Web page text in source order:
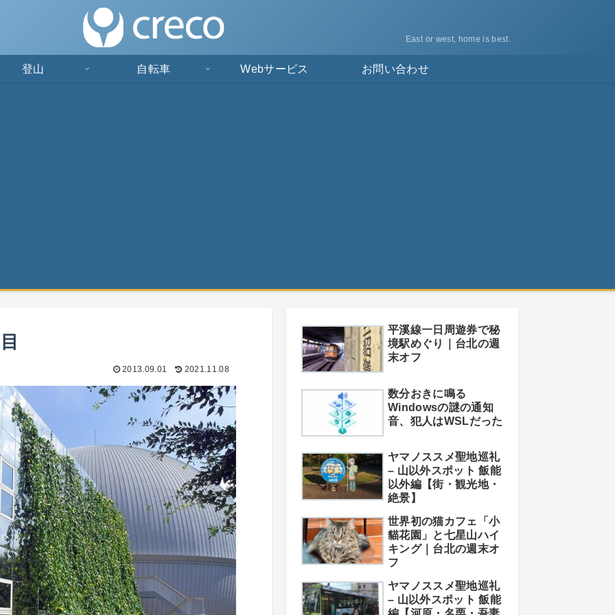
East or west, home is best.
登山 自転車 Webサービス お問い合わせ
2013.09.01 2021.11.08
平溪線一日周遊券で秘
境駅めぐり｜台北の週
末オフ
数分おきに鳴る
Windowsの謎の通知
音、犯人はWSLだった
ヤマノススメ聖地巡礼
– 山以外スポット 飯能
以外編【街・観光地・
絶景】
世界初の猫カフェ「小
貓花園」と七星山ハイ
キング｜台北の週末オ
フ
ヤマノススメ聖地巡礼
– 山以外スポット 飯能